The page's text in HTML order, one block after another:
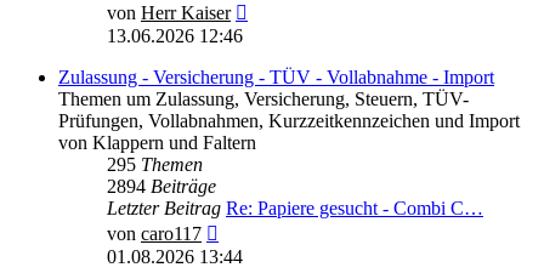
von Herr Kaiser
13.06.2026 12:46
Zulassung - Versicherung - TÜV - Vollabnahme - Import
Themen um Zulassung, Versicherung, Steuern, TÜV-
Prüfungen, Vollabnahmen, Kurzzeitkennzeichen und Import
von Klappern und Faltern
295 Themen
2894 Beiträge
Letzter Beitrag Re: Papiere gesucht - Combi C…
von caro117
Beitrag
01.08.2026 13:44